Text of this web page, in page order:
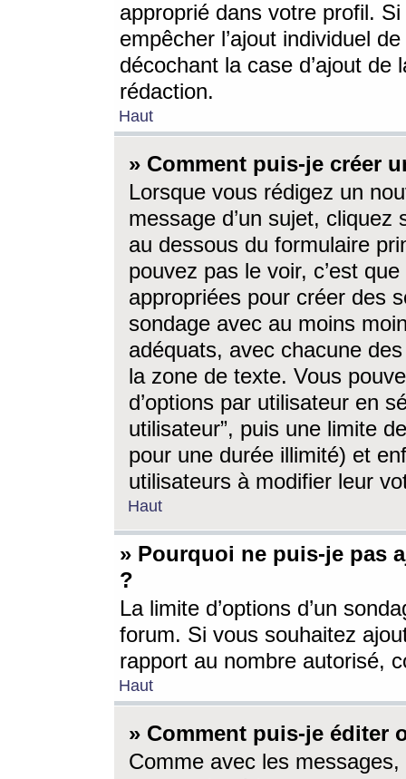
approprié dans votre profil.
empêcher l’ajout individuel
décochant la case d’ajout
rédaction.
Haut
» Comment puis-je créer
Lorsque vous rédigez un
message d’un sujet, cliquez
au dessous du formulaire
pouvez pas le voir, c’est
appropriées pour créer des
sondage avec au moins
adéquats, avec chacune
la zone de texte. Vous
d’options par utilisateur en
utilisateur”, puis une limite
pour une durée illimité) et
utilisateurs à modifier leur
Haut
» Pourquoi ne puis-je pas
?
La limite d’options d’un
forum. Si vous souhaitez
rapport au nombre autorisé,
Haut
» Comment puis-je éditer
Comme avec les